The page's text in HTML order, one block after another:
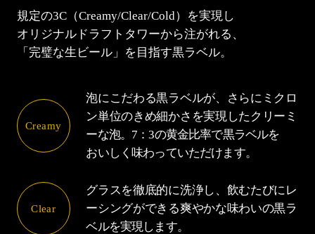
規定の3C（Creamy/Clear/Cold）を実現し
オリジナルドラフトタワーから注がれる、
「完璧な生ビール」を目指す黒ラベル。
Creamy
泡にこだわる黒ラベルが、さらにミクロ
ン単位のきめ細かさを実現したクリーミ
ーな泡。7：3の黄金比率で黒ラベルを
おいしく味わっていただけます。
Clear
グラスを徹底的に洗浄し、飲むたびにレ
ーシングができる爽やかな味わいの黒ラ
ベルを実現します。